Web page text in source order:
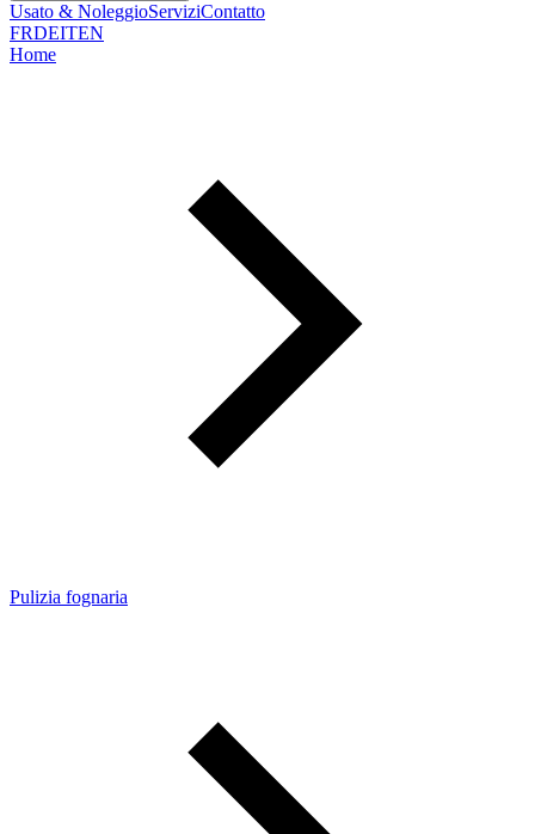
Usato & NoleggioServiziContatto
FRDEITEN
Home
Pulizia fognaria